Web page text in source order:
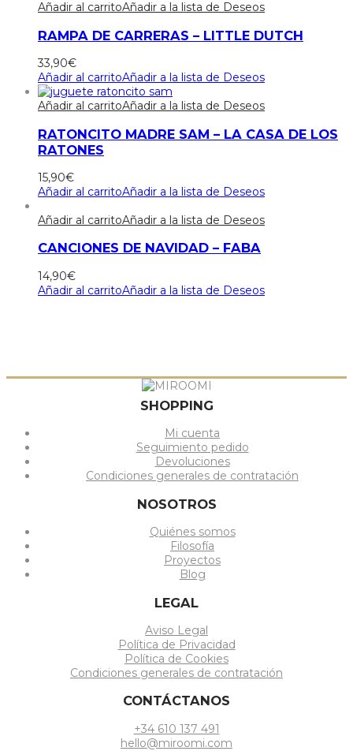
Añadir al carritoAñadir a la lista de Deseos
RAMPA DE CARRERAS – LITTLE DUTCH
33,90€
Añadir al carritoAñadir a la lista de Deseos
Añadir al carritoAñadir a la lista de Deseos
RATONCITO MADRE SAM – LA CASA DE LOS
RATONES
15,90€
Añadir al carritoAñadir a la lista de Deseos
Añadir al carritoAñadir a la lista de Deseos
CANCIONES DE NAVIDAD – FABA
14,90€
Añadir al carritoAñadir a la lista de Deseos
SHOPPING
Mi cuenta
Seguimiento pedido
Devoluciones
Condiciones generales de contratación
NOSOTROS
Quiénes somos
Filosofía
Proyectos
Blog
LEGAL
Aviso Legal
Política de Privacidad
Política de Cookies
Condiciones generales de contratación
CONTÁCTANOS
+34 610 137 491
hello@miroomi.com